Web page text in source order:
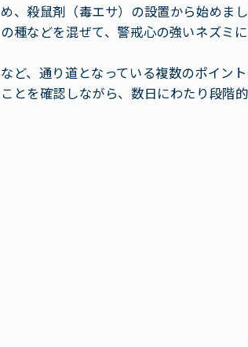
、殺鼠剤（毒エサ）の設置から始めまし
種などを混ぜて、警戒心の強いネズミ
ど、通り道となっている複数のポイント
とを確認しながら、数日にわたり段階